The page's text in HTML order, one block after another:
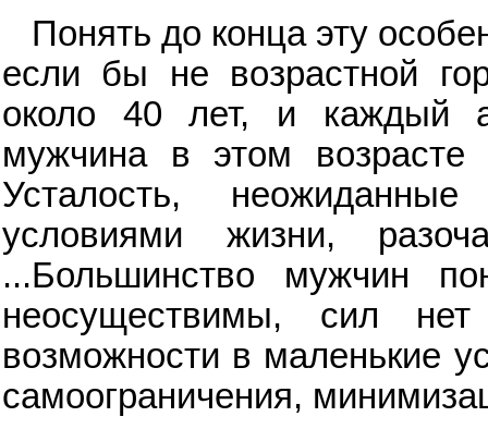
Понять до конца эту
если бы не возрастной
около 40 лет, и каждый
мужчина в этом возрасте
Усталость, неожиданные
условиями жизни,
...Большинство мужчин
неосуществимы, сил
возможности в маленькие
самоограничения,